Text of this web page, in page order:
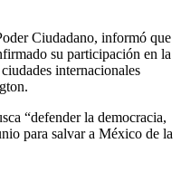
Ciudadano, informó que
su participación en la
internacionales
“defender la democracia,
para salvar a México de la